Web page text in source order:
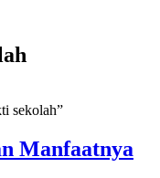
sekolah”
Manfaatnya